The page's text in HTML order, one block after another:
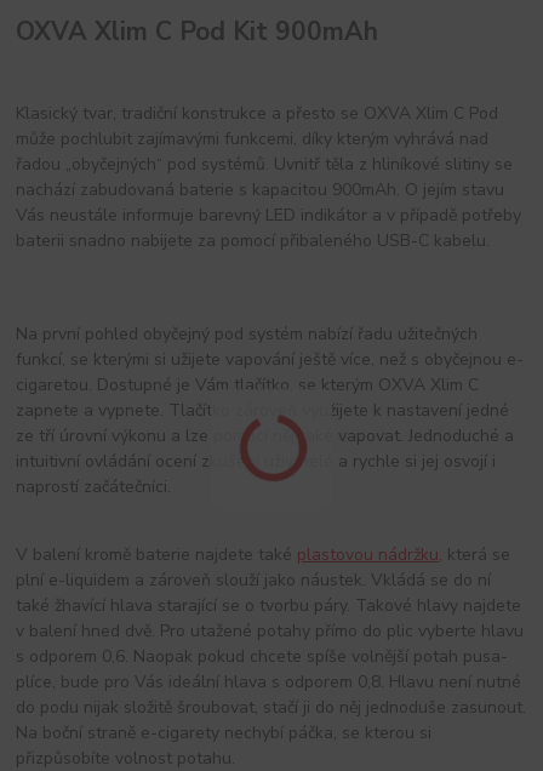
OXVA Xlim C Pod Kit 900mAh
Klasický tvar, tradiční konstrukce a přesto se OXVA Xlim C Pod
může pochlubit zajímavými funkcemi, díky kterým vyhrává nad
řadou „obyčejných“ pod systémů. Uvnitř těla z hliníkové slitiny se
nachází zabudovaná baterie s kapacitou 900mAh. O jejím stavu
Vás neustále informuje barevný LED indikátor a v případě potřeby
baterii snadno nabijete za pomocí přibaleného USB-C kabelu.
Na první pohled obyčejný pod systém nabízí řadu užitečných
funkcí, se kterými si užijete vapování ještě více, než s obyčejnou e-
cigaretou. Dostupné je Vám tlačítko, se kterým OXVA Xlim C
zapnete a vypnete. Tlačítko zároveň využijete k nastavení jedné
ze tří úrovní výkonu a lze pomocí něj také vapovat. Jednoduché a
intuitivní ovládání ocení zkušení uživatelé a rychle si jej osvojí i
naprostí začátečníci.
V balení kromě baterie najdete také plastovou nádržku, která se
plní e-liquidem a zároveň slouží jako náustek. Vkládá se do ní
také žhavící hlava starající se o tvorbu páry. Takové hlavy najdete
v balení hned dvě. Pro utažené potahy přímo do plic vyberte hlavu
s odporem 0,6. Naopak pokud chcete spíše volnější potah pusa-
plíce, bude pro Vás ideální hlava s odporem 0,8. Hlavu není nutné
do podu nijak složitě šroubovat, stačí ji do něj jednoduše zasunout.
Na boční straně e-cigarety nechybí páčka, se kterou si
přizpůsobíte volnost potahu.